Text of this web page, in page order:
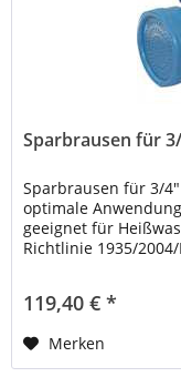
Sparbrausen für
Sparbrausen für 3/
optimale
geeignet für
Richtlinie 1935/
119,40 € *
Merken